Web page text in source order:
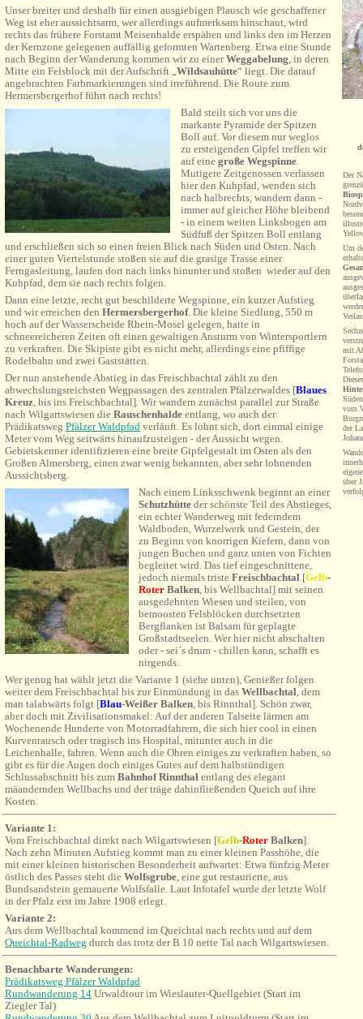
Unser breiter und deshalb für einen ausgiebigen Plausch wie geschaffener
Weg ist eher aussichtsarm, wer allerdings aufmerksam hinschaut, wird
rechts das frühere Forstamt Meisenhalde erspähen und links den im Herzen
der Kernzone gelegenen auffällig geformten Wartenberg. Etwa eine Stunde
nach Beginn der Wanderung kommen wir zu einerWeggabelung, in deren
Mitte ein Felsblock mit der Aufschrift „Wildsauhütte“ liegt. Die darauf
angebrachten Farbmarkierungen sind irreführend. Die Route zum
Hermersbergerhof führt nach rechts!
Bald steilt sich vor uns die
markante Pyramide der Spitzen
Boll auf. Vor diesem nur weglos
zu ersteigenden Gipfel treffen wir
auf eine große Wegspinne.
Mutigere Zeitgenossen verlassen
hier den Kuhpfad, wenden sich
nach halbrechts, wandern dann -
immer auf gleicher Höhe bleibend
- in einem weiten Linksbogen am
Südfuß der Spitzen Boll entlang
und erschließen sich so einen freien Blick nach Süden und Osten. Nach
einer guten Viertelstunde stoßen sie auf die grasige Trasse einer
Ferngasleitung, laufen dort nach links hinunter und stoßen wieder auf den
Kuhpfad, dem sie nach rechts folgen.
Dann eine letzte, recht gut beschilderte Wegspinne, ein kurzer Aufstieg
und wir erreichen den Hermersbergerhof. Die kleine Siedlung, 550 m
hoch auf der Wasserscheide Rhein-Mosel gelegen, hatte in
schneereicheren Zeiten oft einen gewaltigen Ansturm von Wintersportlern
zu verkraften. Die Skipiste gibt es nicht mehr, allerdings eine pfiffige
Rodelbahn und zwei Gaststätten.
Der nun anstehende Abstieg in das Freischbachtal zählt zu den
abwechslungsreichsten Wegpassagen des zentralen Pfälzerwaldes [Blaues
Kreuz, bis ins Freischbachtal]. Wir wandern zunächst parallel zur Straße
nach Wilgartswiesen die Rauschenhalde entlang, wo auch der
Prädikatsweg Pfälzer Waldpfad verläuft. Es lohnt sich, dort einmal einige
Meter vom Weg seitwärts hinaufzusteigen - der Aussicht wegen.
Gebietskenner identifizieren eine breite Gipfelgestalt im Osten als den
Großen Almersberg, einen zwar wenig bekannten, aber sehr lohnenden
Aussichtsberg.
Nach einem Linksschwenk beginnt an einer
Schutzhütte der schönste Teil des Abstieges,
ein echter Wanderweg mit federndem
Waldboden, Wurzelwerk und Gestein, der
zu Beginn von knorrigen Kiefern, dann von
jungen Buchen und ganz unten von Fichten
begleitet wird. Das tief eingeschnittene,
jedoch niemals triste Freischbachtal [Gelb-
Roter Balken, bis Wellbachtal] mit seinen
ausgedehnten Wiesen und steilen, von
bemoosten Felsblöcken durchsetzten
Bergflanken ist Balsam für geplagte
Großstadtseelen. Wer hier nicht abschalten
oder - sei´s drum - chillen kann, schafft es
nirgends.
Wer genug hat wählt jetzt die Variante 1 (siehe unten), Genießer folgen
weiter dem Freischbachtal bis zur Einmündung in das Wellbachtal, dem
man talabwärts folgt [Blau-Weißer Balken, bis Rinnthal]. Schön zwar,
aber doch mit Zivilisationsmakel: Auf der anderen Talseite lärmen am
Wochenende Hunderte von Motorradfahrern, die sich hier cool in einen
Kurvenrausch oder tragisch ins Hospital, mitunter auch in die
Leichenhalle, fahren. Wenn auch die Ohren einiges zu verkraften haben, so
gibt es für die Augen doch einiges Gutes auf dem halbstündigen
Schlussabschnitt bis zum Bahnhof Rinnthal entlang des elegant
mäandernden Wellbachs und der träge dahinfließenden Queich auf ihre
Kosten.
Variante 1:
Vom Freischbachtal direkt nach Wilgartswiesen [Gelb-Roter Balken].
Nach zehn Minuten Aufstieg kommt man zu einer kleinen Passhöhe, die
mit einer kleinen historischen Besonderheit aufwartet: Etwa fünfzig Meter
östlich des Passes steht die Wolfsgrube, eine gut restaurierte, aus
Bundsandstein gemauerte Wolfsfalle. Laut Infotafel wurde der letzte Wolf
in der Pfalz erst im Jahre 1908 erlegt.
Variante 2:
Aus dem Wellbachtal kommend im Queichtal nach rechts und auf dem
Queichtal-Radweg durch das trotz der B 10 nette Tal nach Wilgartswiesen.
Benachbarte Wanderungen:
Prädikatsweg Pfälzer Waldpfad
Rundwanderung 14 Urwaldtour im Wieslauter-Quellgebiet (Start im
Ziegler Tal)
Der
Um
mit
vom
der
über